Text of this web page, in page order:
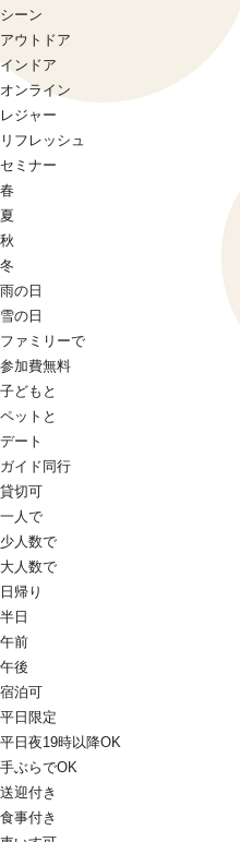
シーン
アウトドア
インドア
オンライン
レジャー
リフレッシュ
セミナー
春
夏
秋
冬
雨の日
雪の日
ファミリーで
参加費無料
子どもと
ペットと
デート
ガイド同行
貸切可
一人で
少人数で
大人数で
日帰り
半日
午前
午後
宿泊可
平日限定
平日夜19時以降OK
手ぶらでOK
送迎付き
食事付き